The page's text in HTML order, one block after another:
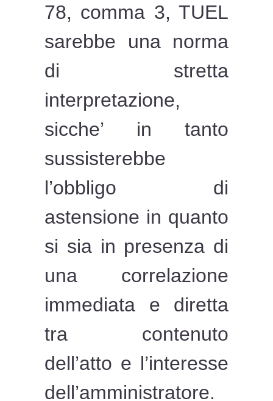
78, comma 3, TUEL
sarebbe una norma
di stretta
interpretazione,
sicche’ in tanto
sussisterebbe
l’obbligo di
astensione in quanto
si sia in presenza di
una correlazione
immediata e diretta
tra contenuto
dell’atto e l’interesse
dell’amministratore.